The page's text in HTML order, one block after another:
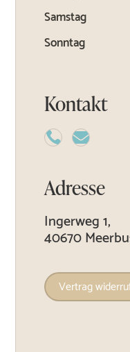
Samstag
Sonntag
Kontakt
 
Adresse
Ingerweg 1,
40670
Vertrag